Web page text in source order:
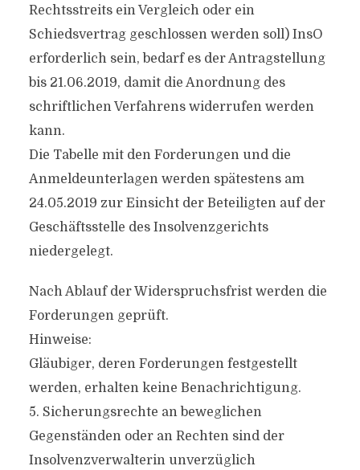
Rechtsstreits ein Vergleich oder ein
Schiedsvertrag geschlossen werden soll) InsO
erforderlich sein, bedarf es der Antragstellung
bis 21.06.2019, damit die Anordnung des
schriftlichen Verfahrens widerrufen werden
kann.
Die Tabelle mit den Forderungen und die
Anmeldeunterlagen werden spätestens am
24.05.2019 zur Einsicht der Beteiligten auf der
Geschäftsstelle des Insolvenzgerichts
niedergelegt.
Nach Ablauf der Widerspruchsfrist werden die
Forderungen geprüft.
Hinweise:
Gläubiger, deren Forderungen festgestellt
werden, erhalten keine Benachrichtigung.
5. Sicherungsrechte an beweglichen
Gegenständen oder an Rechten sind der
Insolvenzverwalterin unverzüglich